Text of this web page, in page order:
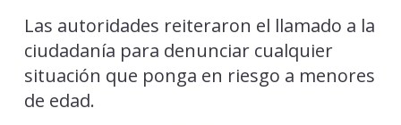
Las autoridades reiteraron el llamado a la
ciudadanía para denunciar cualquier
situación que ponga en riesgo a menores
de edad.